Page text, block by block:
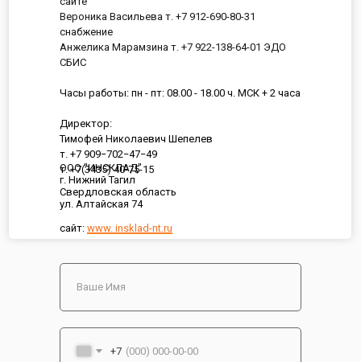
ООО "ИНСКЛАД"
г. Нижний Тагил
Свердловская область
ул. Алтайская 74
сайт: www. insklad-nt.ru
Вероника Васильева т. +7 912-690-80-31
снабжение
Анжелика Марамзина т. +7 922-138-64-01 ЭДО
СБИС
Часы работы: пн - пт: 08.00 - 18.00 ч. МСК + 2 часа
Директор:
Тимофей Николаевич Шепелев
т. +7 909−702−47−49
т. +7(3435) 40-75-15
+7